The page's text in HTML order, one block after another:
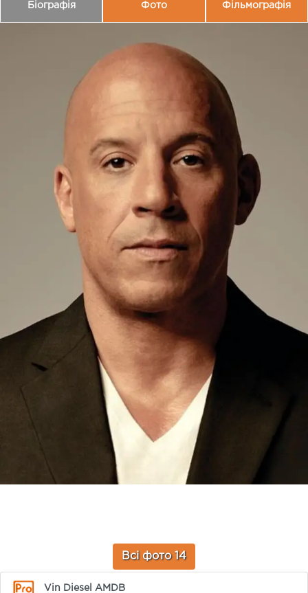
Біографія Фото Фільмографія
Всі фото 14
Vin Diesel AMDB